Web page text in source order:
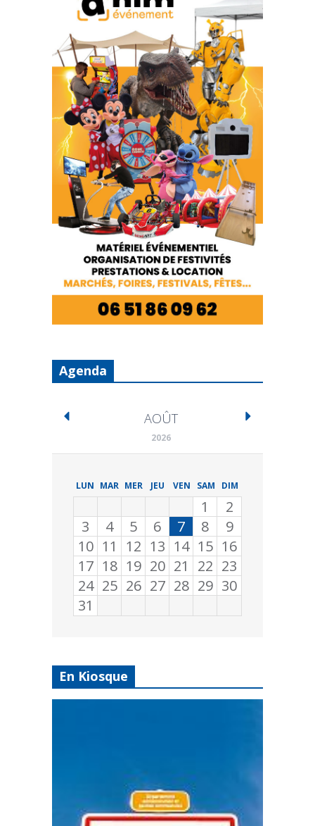
Agenda
AOÛT
2026
LUN MAR MER JEU VEN SAM DIM
1
2
3
4 5 6 7 8
9
10 11 12 13 14 15 16
17 18 19 20 21 22 23
24 25 26 27 28 29 30
31
En Kiosque